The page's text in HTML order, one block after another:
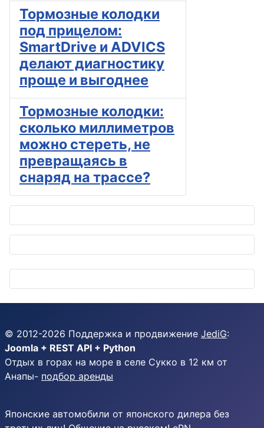
Тормозные колодки
под прицелом:
SmartDrive и ADVICS
делают диагностику
проще и выгоднее
Тормозные колодки:
сколько миллиметров
можно стереть, не
превращаясь в
снаряд на трассе?
© 2012-2026 Поддержка и продвижение JediG:
Joomla + REST API + Python
Отдых в горах на море в селе Сукко в 12 км от
Анапы- подбор аренды
Японские автомобили от японского дилера без